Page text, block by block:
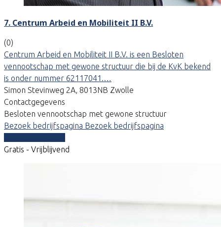
7. Centrum Arbeid en Mobiliteit II B.V.
(0)
Centrum Arbeid en Mobiliteit II B.V. is een Besloten
vennootschap met gewone structuur die bij de KvK bekend
is onder nummer 62117041.…
Simon Stevinweg 2A, 8013NB Zwolle
Contactgegevens
Besloten vennootschap met gewone structuur
Bezoek bedrijfspagina Bezoek bedrijfspagina
Gratis - Vrijblijvend